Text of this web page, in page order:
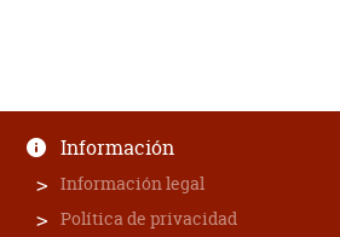
Información
Información legal
Política de privacidad